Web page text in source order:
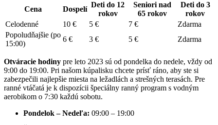
Cena Dospelí
Deti do 12
rokov
Seniori nad
65 rokov
Deti do 3
rokov
Celodenné
10 € 5 € 7 €
Zdarma
Popoludňajšie (po
15:00)
6 € 3 € 5 € Zdarma
Otváracie hodiny pre leto 2023 sú od pondelka do nedele, vždy od
9:00 do 19:00. Pri našom kúpalisku chcete prísť ráno, aby ste si
zabezpečili najlepšie miesta na ležadlách a strešných terasách. Pre
ranné vtáčatá je k dispozícii špeciálny ranný program s vodným
aerobikom o 7:30 každú sobotu.
Pondelok – Nedeľa: 09:00 – 19:00